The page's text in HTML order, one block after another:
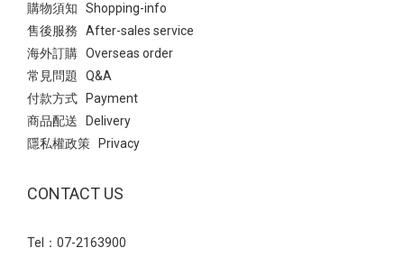
購物須知 Shopping-info
售後服務 After-sales service
海外訂購 Overseas order
常見問題 Q&A
付款方式 Payment
商品配送 Delivery
隱私權政策 Privacy
CONTACT US
Tel：07-2163900